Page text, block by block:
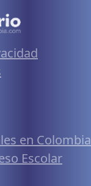
en Colombia
Escolar